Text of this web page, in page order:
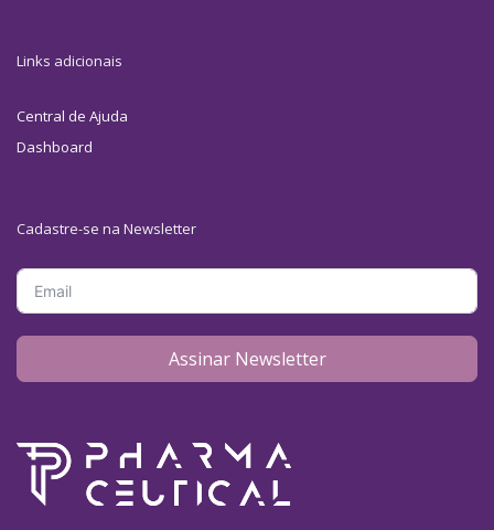
Links adicionais
Central de Ajuda
Dashboard
Cadastre-se na Newsletter
Assinar Newsletter